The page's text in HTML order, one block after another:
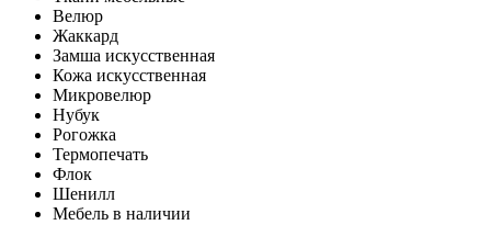
Велюр
Жаккард
Замша искусственная
Кожа искусственная
Микровелюр
Нубук
Рогожка
Термопечать
Флок
Шенилл
Мебель в наличии